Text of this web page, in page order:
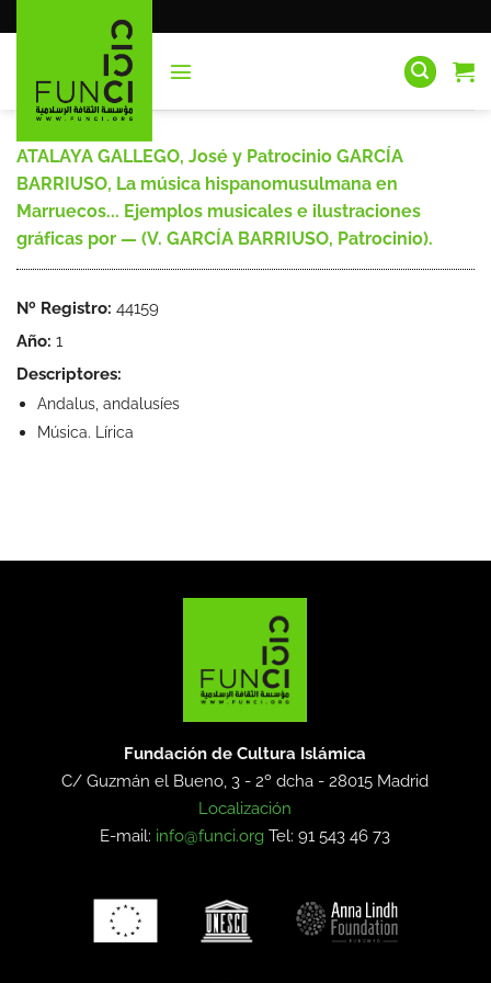
al
ATALAYA GALLEGO, José y Patrocinio GARCÍA
BARRIUSO, La música hispanomusulmana en
Marruecos... Ejemplos musicales e ilustraciones
gráficas por — (V. GARCÍA BARRIUSO, Patrocinio).
Nº Registro: 44159
Año: 1
Descriptores:
Andalus, andalusíes
Música. Lírica
Fundación de Cultura Islámica
C/ Guzmán el Bueno, 3 - 2º dcha -28015 Madrid
Localización
E-mail: info@funci.org Tel: 91 543 46 73